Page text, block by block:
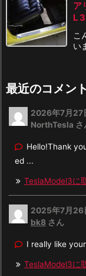
ア
L
こ
い
最近のコメント
2026年7月27
NorthTesla さ
Hello!Thank
ed ...
TeslaModel3に
2025年7月26
bk8 さん
I really like
TeslaModel3に